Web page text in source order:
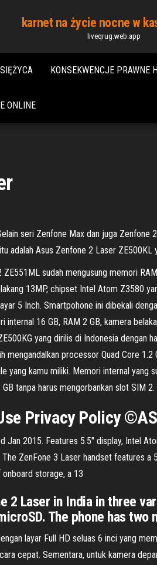
karnet na życie nocne w
liveqrug.web.app
KONSEKWENCJE PRAWNE
ONLINE
seri Zenfone Max dan juga Zenfone
adalah Asus Zenfone 2 Laser
sudah mengusung memori
13MP, chipset Intel Atom Z3580
5 Inch. Smartpohone ini dibekali
16 GB, RAM 2 GB, kamera
yang dirilis di Indonesia dengan
mengandalkan processor Quad Core
yang kamu miliki. Memori internal
tanpa harus mengorbankan slot SIM 2.
Privacy Policy
Jan 2015. Features 5.5″ display, Intel
ZenFone 3 Laser handset features
storage, a 13
2 Laser in India in three
The phone has
layar Full HD seluas 6 inci yang
cepat. Sementara, untuk kamera